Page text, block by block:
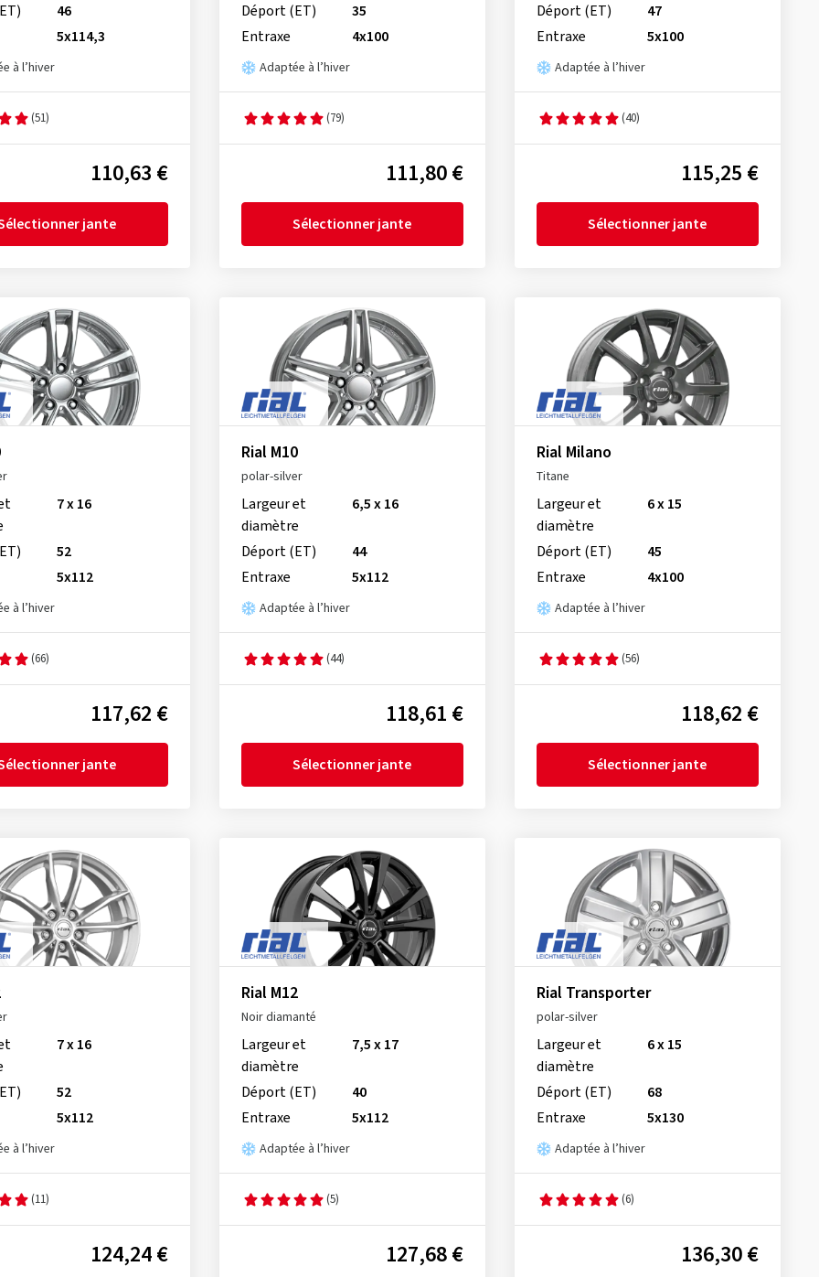
46
5x114,3
à l’hiver
(51)
110,63 €
jante
Déport (ET)
35
Entraxe
4x100
Adaptée à l’hiver
(79)
111,80 €
Sélectionner jante
Déport (ET)
47
Entraxe
5x100
Adaptée à l’hiver
(40)
115,25 €
Sélectionner jante
7 x 16
52
5x112
à l’hiver
(66)
117,62 €
jante
Rial M10
polar-silver
Largeur et
diamètre
6,5 x 16
Déport (ET)
44
Entraxe
5x112
Adaptée à l’hiver
(44)
118,61 €
Sélectionner jante
Rial Milano
Titane
Largeur et
diamètre
6 x 15
Déport (ET)
45
Entraxe
4x100
Adaptée à l’hiver
(56)
118,62 €
Sélectionner jante
7 x 16
52
5x112
à l’hiver
(11)
124,24 €
Rial M12
Noir diamanté
Largeur et
diamètre
7,5 x 17
Déport (ET)
40
Entraxe
5x112
Adaptée à l’hiver
(5)
127,68 €
Rial Transporter
polar-silver
Largeur et
diamètre
6 x 15
Déport (ET)
68
Entraxe
5x130
Adaptée à l’hiver
(6)
136,30 €